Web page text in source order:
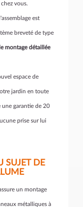
vous.
est
breveté de type
montage détaillée
espace de
jardin en toute
une garantie de 20
prise sur lui
SUJET DE
un montage
métalliques à